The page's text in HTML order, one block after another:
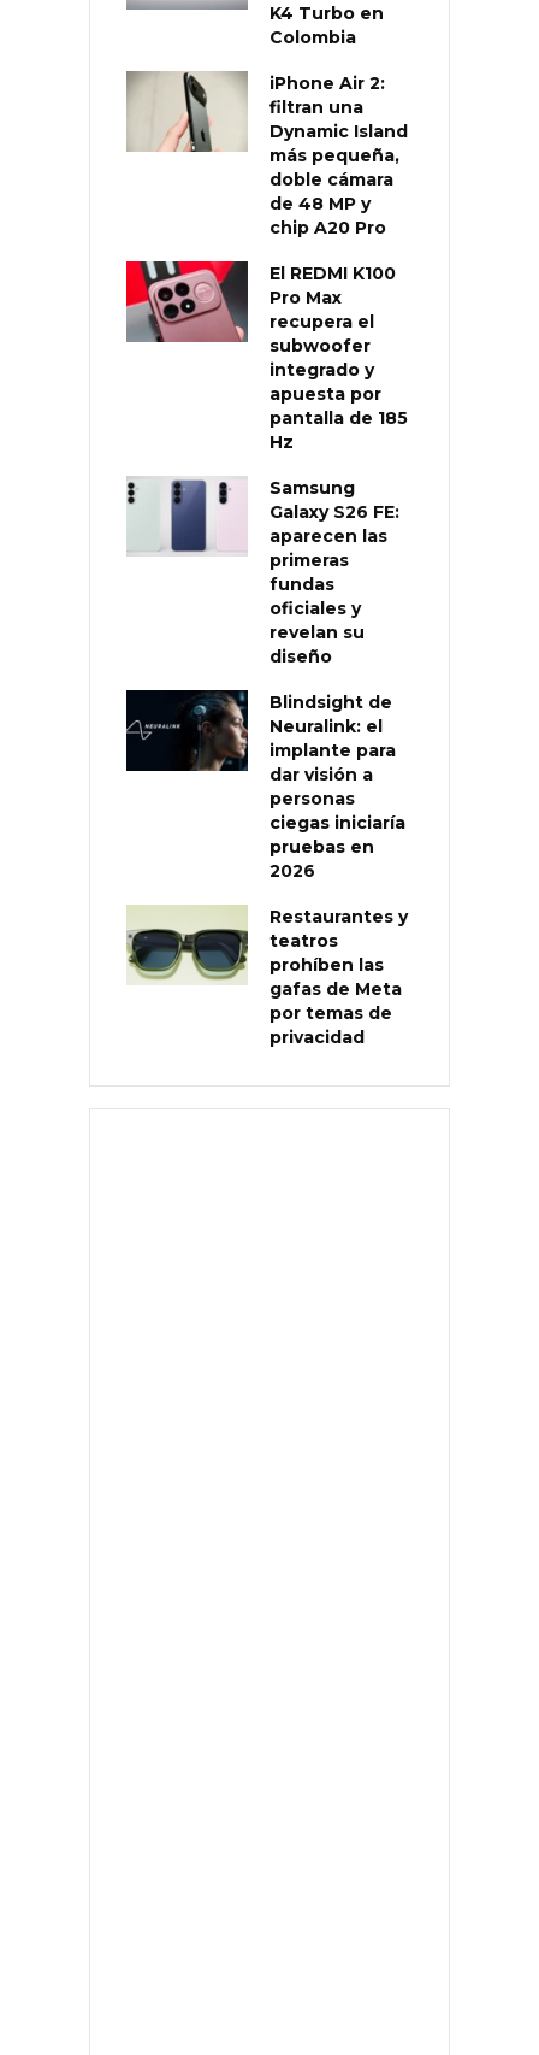
K4 Turbo en
Colombia
iPhone Air 2:
filtran una
Dynamic Island
más pequeña,
doble cámara
de 48 MP y
chip A20 Pro
El REDMI K100
Pro Max
recupera el
subwoofer
integrado y
apuesta por
pantalla de 185
Hz
Samsung
Galaxy S26 FE:
aparecen las
primeras
fundas
oficiales y
revelan su
diseño
Blindsight de
Neuralink: el
implante para
dar visión a
personas
ciegas iniciaría
pruebas en
2026
Restaurantes y
teatros
prohíben las
gafas de Meta
por temas de
privacidad